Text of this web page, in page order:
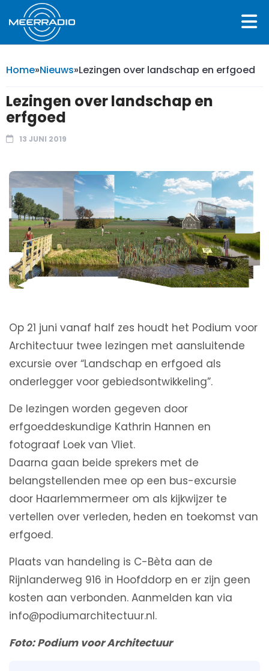
Home»Nieuws»Lezingen over landschap en erfgoed
Lezingen over landschap en
erfgoed
13 JUNI 2019
Op 21 juni vanaf half zes houdt het Podium voor
Architectuur twee lezingen met aansluitende
excursie over “Landschap en erfgoed als
onderlegger voor gebiedsontwikkeling”.
De lezingen worden gegeven door
erfgoeddeskundige Kathrin Hannen en
fotograaf Loek van Vliet.
Daarna gaan beide sprekers met de
belangstellenden mee op een bus-excursie
door Haarlemmermeer om als kijkwijzer te
vertellen over verleden, heden en toekomst van
erfgoed.
Plaats van handeling is C-Bèta aan de
Rijnlanderweg 916 in Hoofddorp en er zijn geen
kosten aan verbonden. Aanmelden kan via
info@podiumarchitectuur.nl.
Foto: Podium voor Architectuur